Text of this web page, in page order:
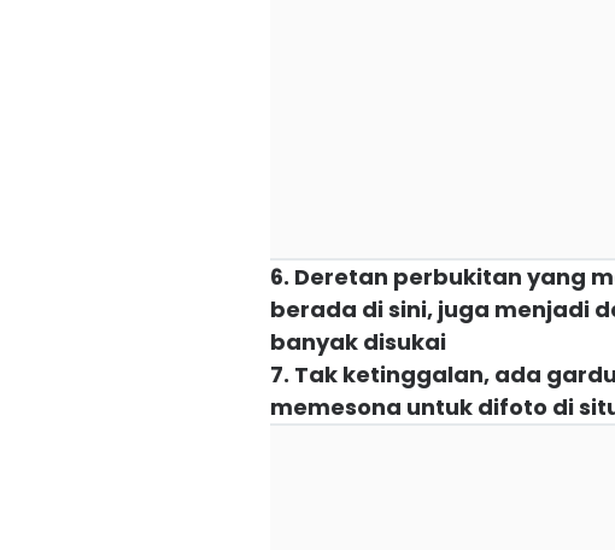
6. Deretan perbukitan yang
berada di sini, juga menjadi
banyak disukai
7. Tak ketinggalan, ada
memesona untuk difoto di